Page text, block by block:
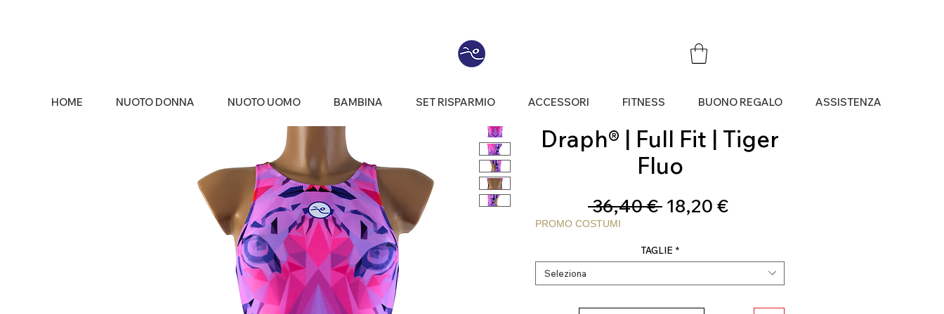
HOME NUOTO DONNA NUOTO UOMO BAMBINA SET RISPARMIO ACCESSORI FITNESS BUONO REGALO ASSISTENZA
Draph® | Full Fit | Tiger
Fluo
36,40 € Prezzo
18,20 €Prezzo
PROMO COSTUMI
TAGLIE *
Seleziona